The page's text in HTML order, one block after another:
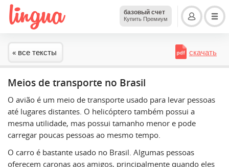
базовый счет
Купить Премиум
« все тексты скачать
Meios de transporte no Brasil
O avião é um meio de transporte usado para levar pessoas
até lugares distantes. O helicóptero também possui a
mesma utilidade, mas possui tamanho menor e pode
carregar poucas pessoas ao mesmo tempo.
O carro é bastante usado no Brasil. Algumas pessoas
oferecem caronas aos amigos, principalmente quando eles